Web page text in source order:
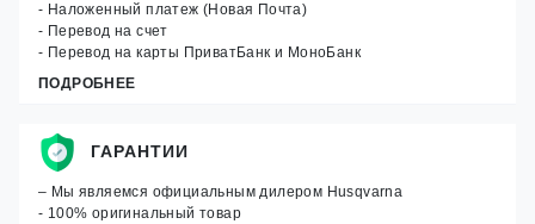
- Наложенный платеж (Новая Почта)
- Перевод на счет
- Перевод на карты ПриватБанк и МоноБанк
ПОДРОБНЕЕ
ГАРАНТИИ
– Мы являемся официальным дилером Husqvarna
- 100% оригинальный товар